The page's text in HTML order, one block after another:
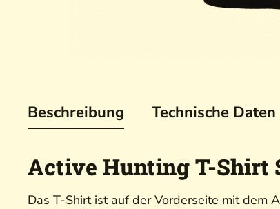
Beschreibung Technische Daten
Active Hunting T-Shirt
Das T-Shirt ist auf der Vorderseite mit dem